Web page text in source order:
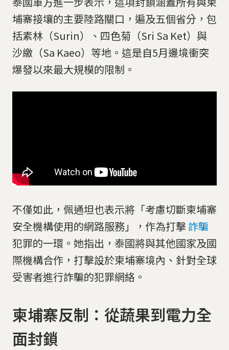
埔寨接壤的主要陸路關口，遍及五個省分，包
括素林（Surin）、四色菊（Sri Sa Ket）與
沙繳（Sa Kaeo）等地。這是自5月邊境衝突
爆發以來最大規模的限制。
不僅如此，佩通坦也表示將「考慮切斷柬埔寨
安全機構使用的網路服務」，作為打擊詐騙
犯罪的一環。她指出，泰國將與其他國家及國
際機構合作，打擊設於柬埔寨境內、針對全球
受害者進行詐騙的犯罪網絡。
柬埔寨反制：從蔬果到電力全
面封鎖